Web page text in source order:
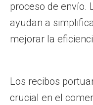
proceso de envío.
ayudan a
mejorar la
Los recibos
crucial en el